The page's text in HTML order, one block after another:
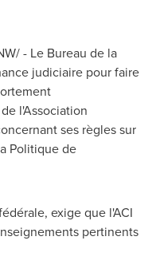
- Le Bureau de la
judiciaire pour faire
l'Association
ses règles sur
Politique de
exige que l'ACI
pertinents